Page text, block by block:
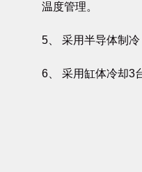
温度管理。
5、 采用半导体制
6、 采用缸体冷却3